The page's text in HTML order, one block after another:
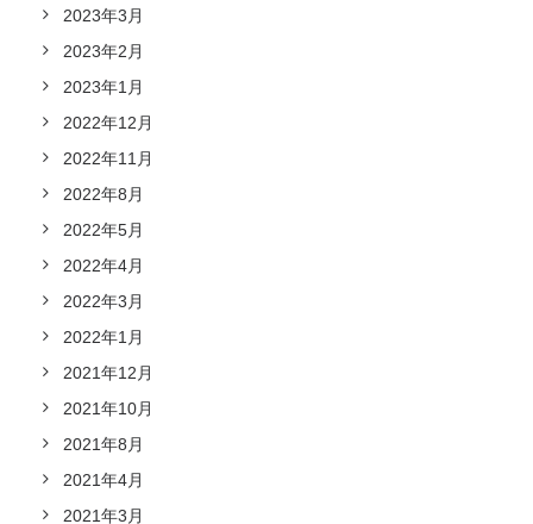
2023年3月
2023年2月
2023年1月
2022年12月
2022年11月
2022年8月
2022年5月
2022年4月
2022年3月
2022年1月
2021年12月
2021年10月
2021年8月
2021年4月
2021年3月